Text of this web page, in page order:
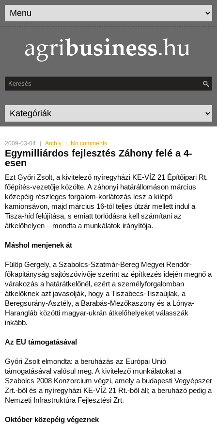
2009-03-04 Archív No comments
Egymilliárdos fejlesztés Záhony felé a 4-
esen
Ezt Győri Zsolt, a kivitelező nyíregyházi KE-VÍZ 21 Építőipari Rt.
főépítés-vezetője közölte. A záhonyi határállomáson március
közepéig részleges forgalom-korlátozás lesz a kilépő
kamionsávon, majd március 16-tól teljes útzár mellett indul a
Tisza-híd felújítása, s emiatt torlódásra kell számítani az
átkelőhelyen – mondta a munkálatok irányítója.
Máshol menjenek át
Fülöp Gergely, a Szabolcs-Szatmár-Bereg Megyei Rendőr-
főkapitányság sajtószóvivője szerint az építkezés idején megnő a
várakozás a határátkelőnél, ezért a személyforgalomban
átkelőknek azt javasolják, hogy a Tiszabecs-Tiszaújlak, a
Beregsurány-Asztély, a Barabás-Mezőkaszony és a Lónya-
Harangláb közötti magyar-ukrán átkelőhelyeket válasszák
inkább.
Az EU támogatásával
Győri Zsolt elmondta: a beruházás az Európai Unió
támogatásával valósul meg. A kivitelező munkálatokat a
Szabolcs 2008 Konzorcium végzi, amely a budapesti Vegyépszer
Zrt.-ből és a nyíregyházi KE-VÍZ 21 Rt.-ből áll; a beruházó pedig a
Nemzeti Infrastruktúra Fejlesztési Zrt.
Október közepéig végeznek